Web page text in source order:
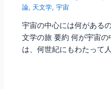
論, 天文学,宇宙
宇宙の中心には何がある
文学の旅 要約 何が宇宙
は、何世紀にもわたって